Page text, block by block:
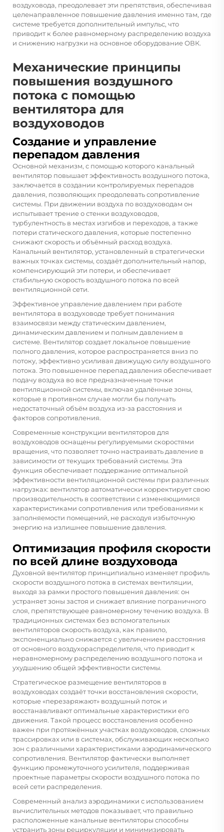
воздуховода, преодолевает эти препятствия, обеспечивая
целенаправленное повышение давления именно там, где
системе требуется дополнительный импульс, что
приводит к более равномерному распределению воздуха
и снижению нагрузки на основное оборудование ОВК.
Механические принципы
повышения воздушного
потока с помощью
вентилятора для
воздуховодов
Создание и управление
перепадом давления
Основной механизм, с помощью которого канальный
вентилятор повышает эффективность воздушного потока,
заключается в создании контролируемых перепадов
давления, позволяющих преодолевать сопротивление
системы. При движении воздуха по воздуховодам он
испытывает трение о стенки воздуховодов,
турбулентность в местах изгибов и переходов, а также
потери статического давления, которые постепенно
снижают скорость и объёмный расход воздуха.
Канальный вентилятор, установленный в стратегически
важных точках системы, создаёт дополнительный напор,
компенсирующий эти потери, и обеспечивает
стабильную скорость воздушного потока по всей
вентиляционной сети.
Эффективное управление давлением при работе
вентилятора в воздуховоде требует понимания
взаимосвязи между статическим давлением,
динамическим давлением и полным давлением в
системе. Вентилятор создает локальное повышение
полного давления, которое распространяется вниз по
потоку, эффективно усиливая движущую силу воздушного
потока. Это повышенное перепад давления обеспечивает
подачу воздуха во все предназначенные точки
вентиляционной системы, включая удалённые зоны,
которые в противном случае могли бы получать
недостаточный объём воздуха из-за расстояния и
факторов сопротивления.
Современные конструкции вентиляторов для
воздуховодов оснащены регулируемыми скоростями
вращения, что позволяет точно настраивать давление в
зависимости от текущих требований системы. Эта
функция обеспечивает поддержание оптимальной
эффективности вентиляционной системы при различных
нагрузках: вентилятор автоматически корректирует свою
производительность в соответствии с изменяющимися
характеристиками сопротивления или требованиями к
заполняемости помещений, не расходуя избыточную
энергию на излишнее повышение давления.
Оптимизация профиля скорости
по всей длине воздуховода
Духовной вентилятор принципиально изменяет профиль
скорости воздушного потока в системах вентиляции,
выходя за рамки простого повышения давления: он
устраняет зоны застоя и снижает влияние пограничного
слоя, препятствующее равномерному течению воздуха. В
традиционных системах без вспомогательных
вентиляторов скорость воздуха, как правило,
экспоненциально снижается с увеличением расстояния
от основного воздухораспределителя, что приводит к
неравномерному распределению воздушного потока и
ухудшению общей эффективности системы.
Стратегическое размещение вентиляторов в
воздуховодах создаёт точки восстановления скорости,
которые «перезаряжают» воздушный поток и
восстанавливают оптимальные характеристики его
движения. Такой процесс восстановления особенно
важен при протяжённых участках воздуховодов, сложных
трассировках или в системах, обслуживающих несколько
зон с различными характеристиками аэродинамического
сопротивления. Вентилятор фактически выполняет
функцию промежуточного усилителя, поддерживая
проектные параметры скорости воздушного потока по
всей сети распределения.
Современный анализ аэродинамики с использованием
вычислительных методов показывает, что правильно
расположенные канальные вентиляторы способны
устранить зоны рециркуляции и минимизировать